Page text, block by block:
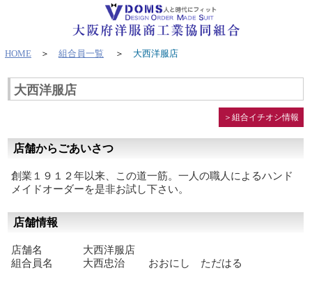
HOME ＞ 組合員一覧 ＞ 大西洋服店
大西洋服店
＞組合イチオシ情報
店舗からごあいさつ
創業１９１２年以来、この道一筋。一人の職人によるハンド
メイドオーダーを是非お試し下さい。
店舗情報
店舗名
大西洋服店
組合員名
大西忠治 おおにし ただはる